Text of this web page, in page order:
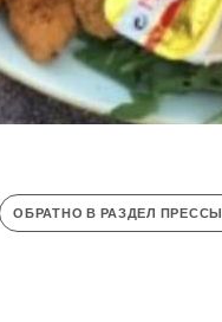
ОБРАТНО В РАЗДЕЛ ПРЕССЫ